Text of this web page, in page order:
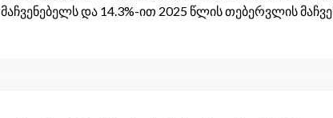
მაჩვენებელს და 14.3%-ით 2025 წლის თებერვლის